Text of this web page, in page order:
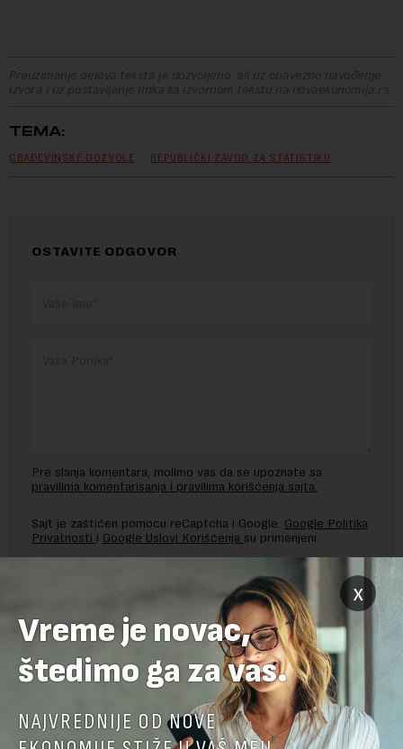
Preuzimanje delova teksta je dozvoljeno, ali uz obavezno navođenje
izvora i uz postavljanje linka ka izvornom tekstu na novaekonomija.rs
TEMA:
GRAĐEVINSKE DOZVOLE REPUBLIČKI ZAVOD ZA STATISTIKU
OSTAVITE ODGOVOR
Pre slanja komentara, molimo vas da se upoznate sa
pravilima komentarisanja i pravilima korišćenja sajta.
Sajt je zaštićen pomocu reCaptcha i Google. Google Politika
Privatnosti i Google Uslovi Korišćenja su primenjeni.
x
Vreme je novac,
štedimo ga za vas.
NAJVREDNIJE OD NOVE